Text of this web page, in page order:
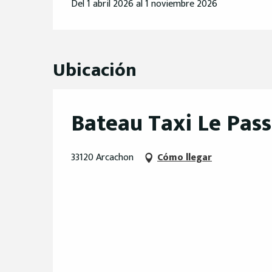
Del 1 abril 2026 al 1 noviembre 2026
Ubicación
Bateau Taxi Le
33120 Arcachon Cómo llegar